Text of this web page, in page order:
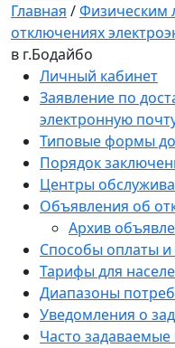
Главная /Физическим
отключениях
в г.Бодайбо
Личный кабинет
Заявление по
электронную
Типовые формы
Порядок
Центры
Объявления об
Архив
Способы оплаты и
Тарифы для
Диапазоны
Уведомления о
Часто